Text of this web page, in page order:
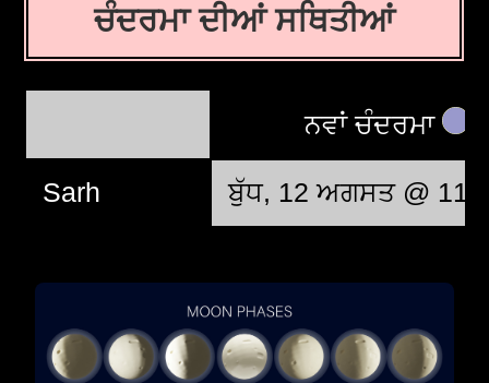
ਚੰਦਰਮਾ ਦੀਆਂ ਸਥਿਤੀਆਂ
ਨਵਾਂ ਚੰਦਰਮਾ
Sarh ਬੁੱਧ, 12 ਅਗਸਤ @